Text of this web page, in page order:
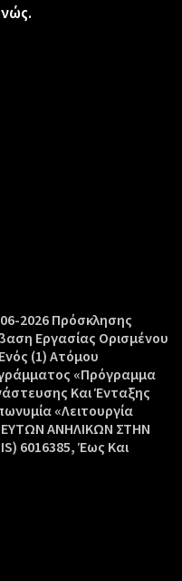
2026 Πρόσκλησης
Εργασίας Ορισμένου
(1) Ατόμου
«Πρόγραμμα
Και Ένταξης
«Λειτουργία
ΑΝΗΛΙΚΩΝ ΣΤΗΝ
6016385, Έως Και